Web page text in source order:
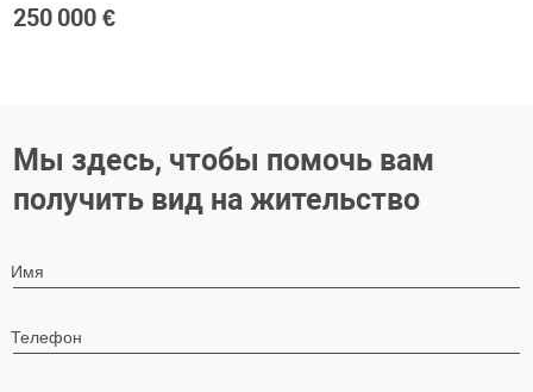
250 000 €
Мы здесь, чтобы помочь вам
получить вид на жительство
Имя
Телефон